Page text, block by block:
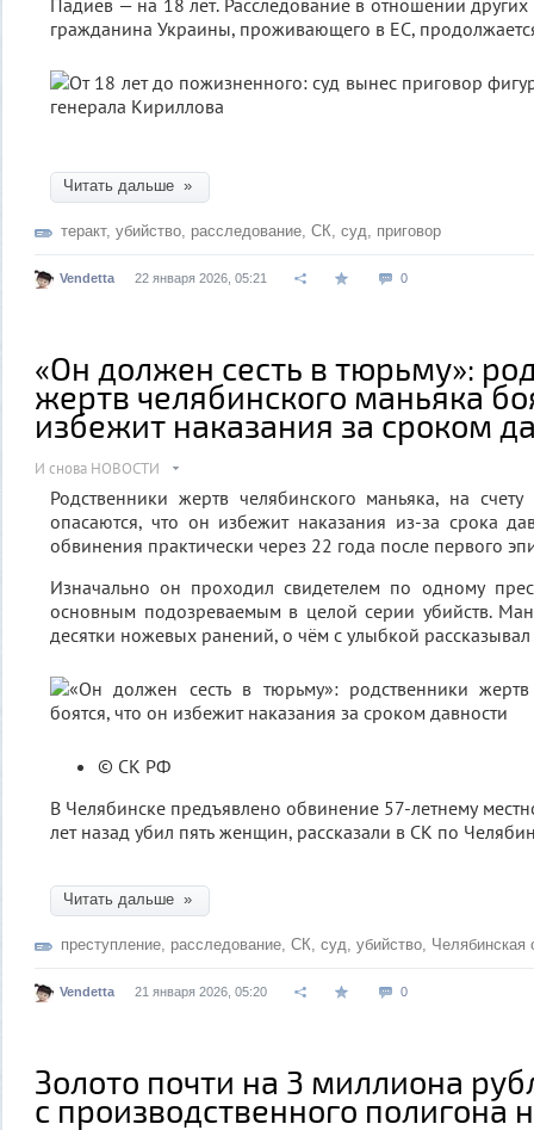
гражданина Украины, проживающего в ЕС,
Читать дальше »
теракт, убийство расследование СК суд приговор
Vendetta 22 января 2026, 05:21 0
«Он должен сесть в тюрьму»:
жертв челябинского маньяка
избежит наказания за сроком
И снова НОВОСТИ
Родственники жертв челябинского маньяка, на счету
опасаются, что он избежит наказания из-за срока
обвинения практически через 22 года после первого
Изначально он проходил свидетелем по одному
основным подозреваемым в целой серии убийств.
десятки ножевых ранений, о чём с улыбкой
© СК РФ
В Челябинске предъявлено обвинение 57-летнему
лет назад убил пять женщин, рассказали в СК по
Читать дальше »
преступление расследование СК суд убийство Челябинская
Vendetta 21 января 2026, 05:20 0
Золото почти на 3 миллиона
с производственного полигона